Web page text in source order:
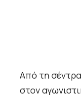
Από τη
στον